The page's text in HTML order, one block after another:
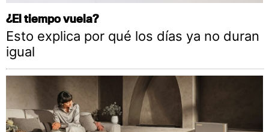
¿El tiempo vuela?
Esto explica por qué los días ya no duran
igual